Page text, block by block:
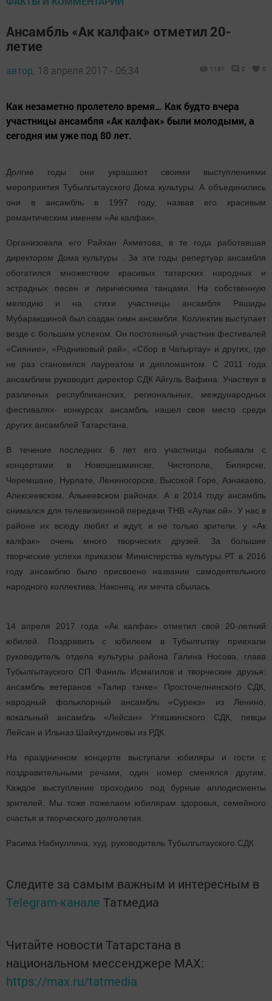
Ансамбль «Ак калфак» отметил 20-
летие
автор, 18 апреля 2017 - 06:34 1181 0 0
Как незаметно пролетело время… Как будто вчера
участницы ансамбля «Ак калфак» были молодыми, а
сегодня им уже под 80 лет.
Долгие годы они украшают своими выступлениями
мероприятия Тубылгытауского Дома культуры. А объединились
они в ансамбль в 1997 году, назвав его красивым
романтическим именем «Ак калфак».
Организовала его Райхан Ахметова, в те года работавшая
директором Дома культуры . За эти годы репертуар ансамбля
обогатился множеством красивых татарских народных и
эстрадных песен и лирическими танцами. На собственную
мелодию и на стихи участницы ансамбля Рашиды
Мубаракшиной был создан гимн ансамбля. Коллектив выступает
везде с большим успехом. Он постоянный участник фестивалей
«Сияние», «Родниковый рай», «Сбор в Чатыртау» и других, где
не раз становился лауреатом и дипломантом. С 2011 года
ансамблем руководит директор СДК Айгуль Вафина. Участвуя в
различных республиканских, региональных, международных
фестивалях- конкурсах ансамбль нашел свое место среди
других ансамблей Татарстана.
В течение последних 6 лет его участницы побывали с
концертами в Новошешминске, Чистополе, Билярске,
Черемшане, Нурлате, Лениногорске, Высокой Горе, Азнакаево,
Алексеевском, Алькеевском районах. А в 2014 году ансамбль
снимался для телевизионной передачи ТНВ «Аулак ой». У нас в
районе их всюду любят и ждут, и не только зрители, у «Ак
калфак» очень много творческих друзей. За большие
творческие успехи приказом Министерства культуры РТ в 2016
году ансамблю было присвоено название самодеятельного
народного коллектива. Наконец, их мечта сбылась.
14 апреля 2017 года «Ак калфак» отметил свой 20-летний
юбилей. Поздравить с юбилеем в Тубылгытау приехали
руководитель отдела культуры района Галина Носова, глава
Тубылгытауского СП Фаниль Исмагилов и творческие друзья:
ансамбль ветеранов «Талир тэнке» Просточелнинского СДК,
народный фольклорный ансамбль «Сурекэ» из Ленино,
вокальный ансамбль «Лейсан» Утяшкинского СДК, певцы
Лейсан и Ильназ Шайхутдиновы из РДК.
На праздничном концерте выступали юбиляры и гости с
поздравительными речами, один номер сменялся другим.
Каждое выступление проходило под бурные аплодисменты
зрителей. Мы тоже пожелаем юбилярам здоровья, семейного
счастья и творческого долголетия.
Расима Набиуллина, худ. руководитель Тубылгытауского СДК
Следите за самым важным и интересным в
Telegram-канале Татмедиа
Читайте новости Татарстана в
национальном мессенджере MАХ:
https://max.ru/tatmedia